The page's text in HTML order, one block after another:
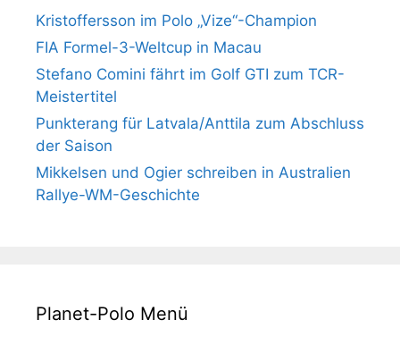
Kristoffersson im Polo „Vize“-Champion
FIA Formel-3-Weltcup in Macau
Stefano Comini fährt im Golf GTI zum TCR-
Meistertitel
Punkterang für Latvala/Anttila zum Abschluss
der Saison
Mikkelsen und Ogier schreiben in Australien
Rallye-WM-Geschichte
Planet-Polo Menü